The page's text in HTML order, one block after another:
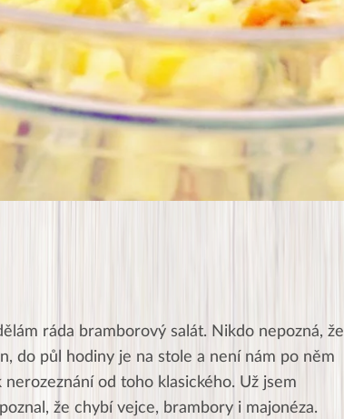
ráda bramborový salát. Nikdo nepozná, že
do půl hodiny je na stole a není nám po něm
od toho klasického. Už jsem
že chybí vejce, brambory i majonéza.